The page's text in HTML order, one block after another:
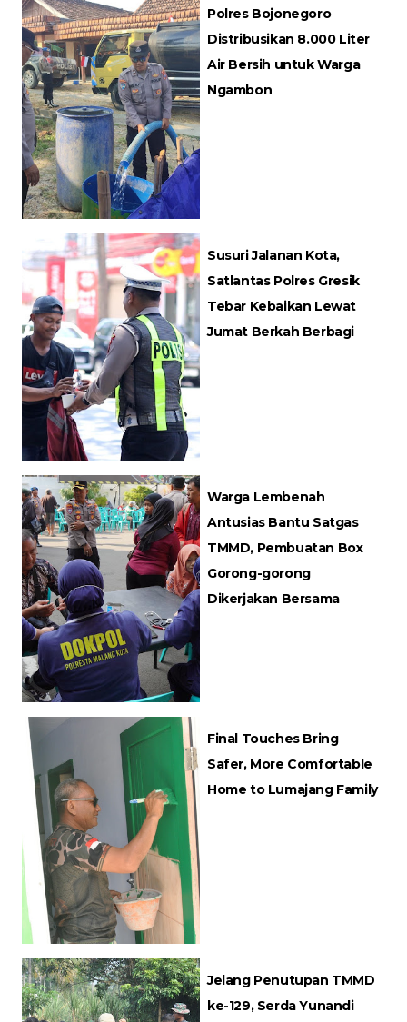
Polres Bojonegoro
Distribusikan 8.000 Liter
Air Bersih untuk Warga
Ngambon
Susuri Jalanan Kota,
Satlantas Polres Gresik
Tebar Kebaikan Lewat
Jumat Berkah Berbagi
Warga Lembenah
Antusias Bantu Satgas
TMMD, Pembuatan Box
Gorong-gorong
Dikerjakan Bersama
Final Touches Bring
Safer, More Comfortable
Home to Lumajang Family
Jelang Penutupan TMMD
ke-129, Serda Yunandi